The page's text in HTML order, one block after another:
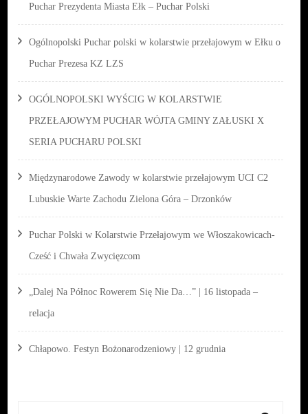
Puchar Prezydenta Miasta Ełk – Puchar Polski
Ogólnopolski Puchar polski w kolarstwie przełajowym w Ełku o
Puchar Prezesa KZ LZS
OGÓLNOPOLSKI WYŚCIG W KOLARSTWIE
PRZEŁAJOWYM PUCHAR WÓJTA GMINY ZAŁUSKI X
SERIA PUCHARU POLSKI
Międzynarodowe Zawody w kolarstwie przełajowym UCI C2
Lubuskie Warte Zachodu Zielona Góra – Drzonków
Puchar Polski w Kolarstwie Przełajowym we Włoszakowicach-
Cześć i Chwała Zwycięzcom
„Dalej Na Północ Rowerem Się Nie Da…” | 16 listopada –
relacja
Chłapowo. Festyn Bożonarodzeniowy | 12 grudnia